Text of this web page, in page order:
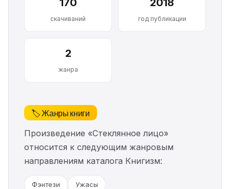
170
скачиваний
2018
год публикации
2
жанра
🏷️ Жанры книги
Произведение «Стеклянное лицо»
относится к следующим жанровым
направлениям каталога Книгизм:
Фэнтези Ужасы